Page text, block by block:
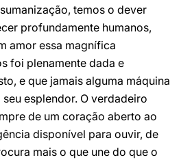
temos o dever
profundamente humanos,
amor essa magnífica
foi plenamente dada e
e que jamais alguma máquina
esplendor. O verdadeiro
de um coração aberto ao
disponível para ouvir, de
mais o que une do que o